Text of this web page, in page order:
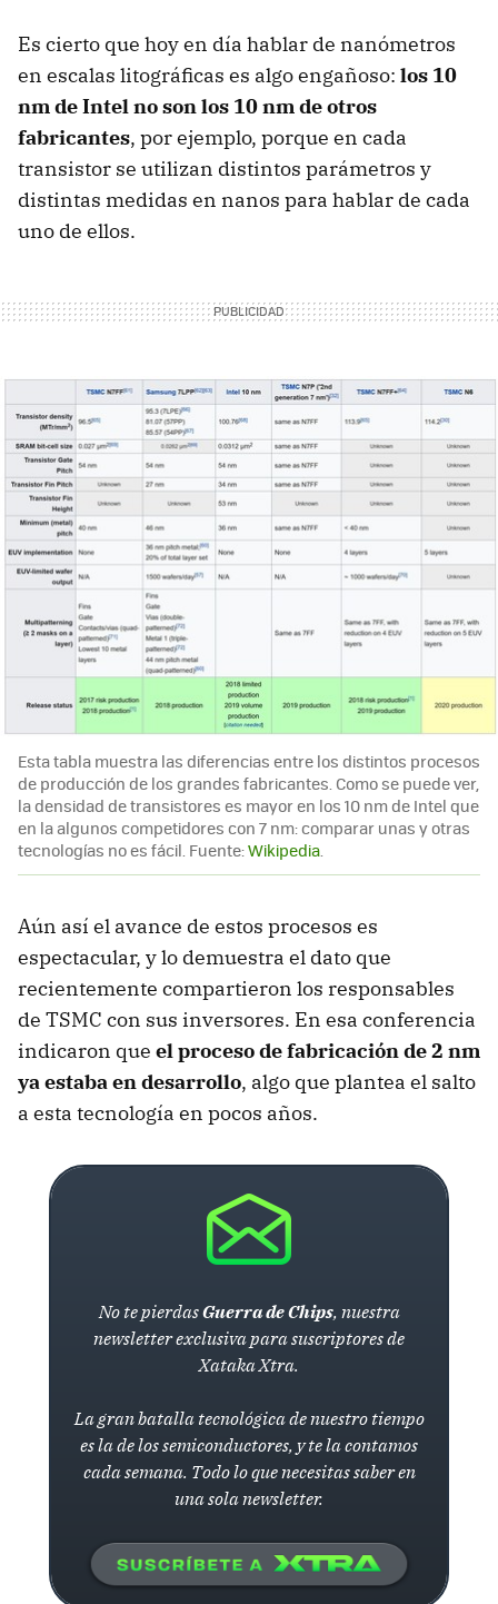
Es cierto que hoy en día hablar de nanómetros
en escalas litográficas es algo engañoso: los 10
nm de Intel no son los 10 nm de otros
fabricantes, por ejemplo, porque en cada
transistor se utilizan distintos parámetros y
distintas medidas en nanos para hablar de cada
uno de ellos.
Esta tabla muestra las diferencias entre los distintos procesos
de producción de los grandes fabricantes. Como se puede ver,
la densidad de transistores es mayor en los 10 nm de Intel que
en la algunos competidores con 7 nm: comparar unas y otras
tecnologías no es fácil. Fuente:Wikipedia
Aún así el avance de estos procesos es
espectacular, y lo demuestra el dato que
recientemente compartieron los responsables
de TSMC con sus inversores. En esa conferencia
indicaron que el proceso de fabricación de 2 nm
ya estaba en desarrollo, algo que plantea el salto
a esta tecnología en pocos años.
No te pierdasGuerra de Chips, nuestra
newsletter exclusiva para suscriptores de
Xataka Xtra.
La gran batalla tecnológica de nuestro tiempo
es la de los semiconductores, y te la contamos
cada semana. Todo lo que necesitas saber en
una sola newsletter.